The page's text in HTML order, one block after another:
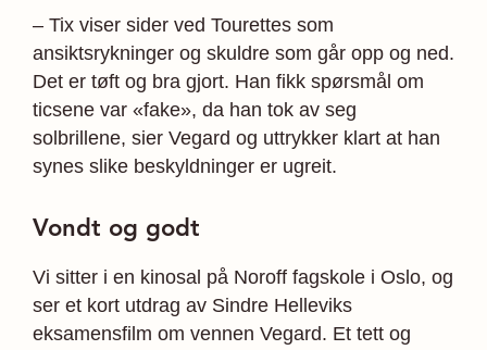
– Tix viser sider ved Tourettes som
ansiktsrykninger og skuldre som går opp og ned.
Det er tøft og bra gjort. Han fikk spørsmål om
ticsene var «fake», da han tok av seg
solbrillene, sier Vegard og uttrykker klart at han
synes slike beskyldninger er ugreit.
Vondt og godt
Vi sitter i en kinosal på Noroff fagskole i Oslo, og
ser et kort utdrag av Sindre Helleviks
eksamensfilm om vennen Vegard. Et tett og